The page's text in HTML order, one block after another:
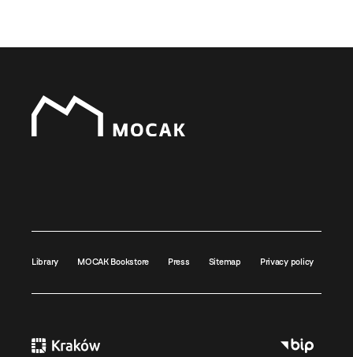
Library MOCAK Bookstore Press Sitemap Privacy policy